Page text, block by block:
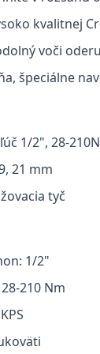
kvalitnej
voči
špeciálne
1/2", 28-
21 mm
tyč
1/2"
210 Nm